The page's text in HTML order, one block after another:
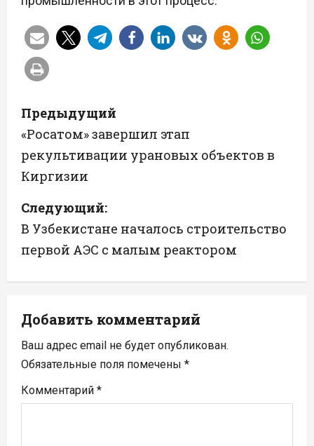
Н
а
в
г
а
ц
и
я
п
о
Предыдущий
«Росатом» завершил этап
рекультивации урановых объектов в
Киргизии
Следующий:
В Узбекистане началось строительство
первой АЭС с малым реактором
Добавить комментарий
Ваш адрес email не будет опубликован.
Обязательные поля помечены *
Комментарий *